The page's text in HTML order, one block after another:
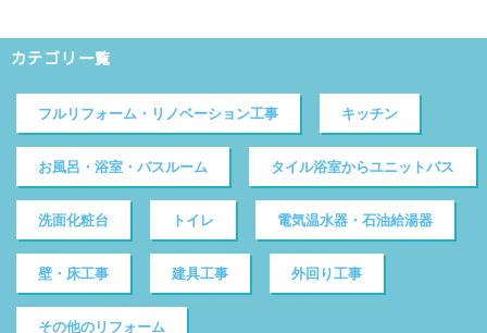
カテゴリ一覧
フルリフォーム・リノベーション工事 キッチン
お風呂・浴室・バスルーム タイル浴室からユニットバス
洗面化粧台 トイレ 電気温水器・石油給湯器
壁・床工事 建具工事 外回り工事
その他のリフォーム